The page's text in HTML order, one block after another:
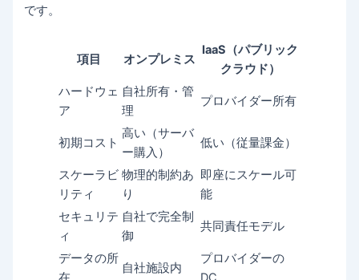
です。
項目 オンプレミス
IaaS（パブリック
クラウド）
ハードウェ
ア
自社所有・管
理
プロバイダー所有
初期コスト
高い（サーバ
ー購入）
低い（従量課金）
スケーラビ
リティ
物理的制約あ
り
即座にスケール可
能
セキュリテ
ィ
自社で完全制
御
共同責任モデル
データの所
自社施設内
プロバイダーの